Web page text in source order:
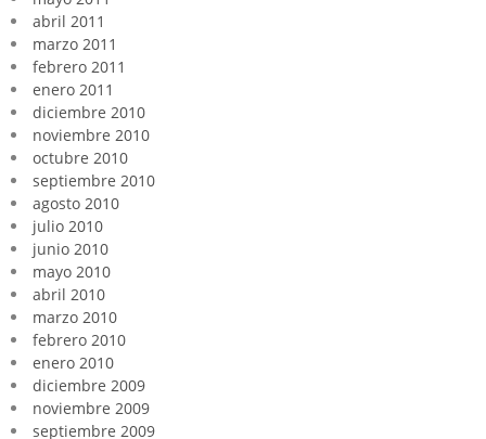
abril 2011
marzo 2011
febrero 2011
enero 2011
diciembre 2010
noviembre 2010
octubre 2010
septiembre 2010
agosto 2010
julio 2010
junio 2010
mayo 2010
abril 2010
marzo 2010
febrero 2010
enero 2010
diciembre 2009
noviembre 2009
septiembre 2009